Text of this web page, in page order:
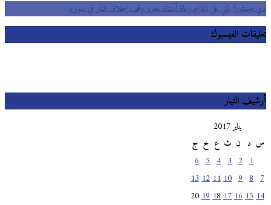
دي ميستورا يثني على التزام رعاة أستانة بتعزيز وقف إطلاق النار في سوريا
تعليقات الفيسبوك
أرشيف التيار
يناير 2017
س
ث خ ج
10
11
12
13
14
15
16
17
18
19
20